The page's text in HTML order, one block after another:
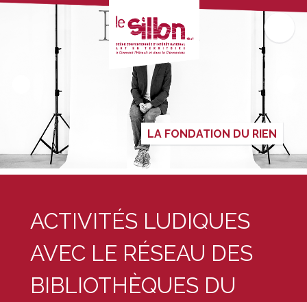
LA FONDATION DU RIEN
ACTIVITÉS LUDIQUES
AVEC LE RÉSEAU DES
BIBLIOTHÈQUES DU